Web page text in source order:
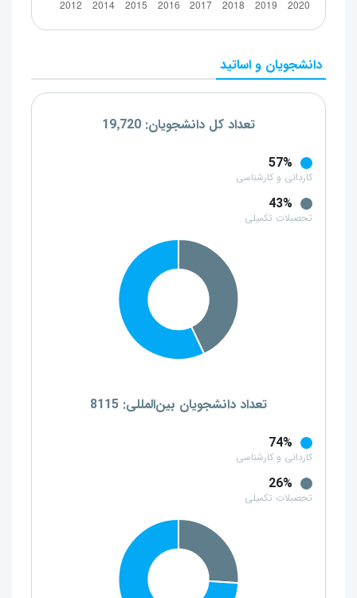
دانشجویان و اساتید
تعداد کل دانشجویان: 19٬720
57%
کاردانی و کارشناسی
43%
تحصبلات تکمیلی
تعداد دانشجویان بین‌المللی: 8115
74%
کاردانی و کارشناسی
26%
تحصبلات تکمیلی